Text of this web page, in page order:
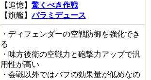
【追憶】 驚くべき作戦
【旗艦】パラミデュース
・ディフェンダーの空戦防御を強化でき
る
・味方後衛の空戦力と砲撃力アップで汎
用性が高い
・会戦以外ではバフの効果量が低めなの